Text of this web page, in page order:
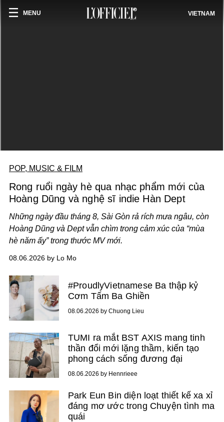
MENU VIETNAM
POP, MUSIC & FILM
Rong ruổi ngày hè qua nhạc phẩm mới của
Hoàng Dũng và nghệ sĩ indie Hàn Dept
Những ngày đầu tháng 8, Sài Gòn rả rích mưa ngâu, còn
Hoàng Dũng và Dept vẫn chìm trong cảm xúc của “mùa
hè năm ấy” trong thước MV mới.
08.06.2026 by Lo Mo
#ProudlyVietnamese Ba thập kỷ
Cơm Tấm Ba Ghiền
08.06.2026 by Chuong Lieu
TUMI ra mắt BST AXIS mang tinh
thần đổi mới lặng thầm, kiến tạo
phong cách sống đương đại
08.06.2026 by Hennrieee
Park Eun Bin diện loạt thiết kế xa xỉ
đáng mơ ước trong Chuyện tình ma
quái